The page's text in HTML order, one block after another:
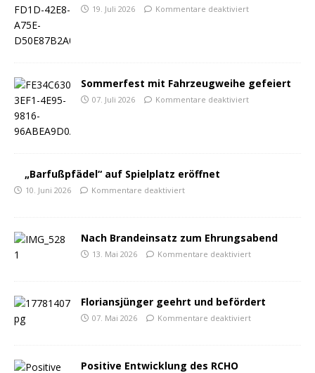
19. Juli 2026 Kommentare deaktiviert
Sommerfest mit Fahrzeugweihe gefeiert
07. Juli 2026 Kommentare deaktiviert
„Barfußpfädel“ auf Spielplatz eröffnet
10. Juni 2026 Kommentare deaktiviert
Nach Brandeinsatz zum Ehrungsabend
13. Mai 2026 Kommentare deaktiviert
Floriansjünger geehrt und befördert
07. Mai 2026 Kommentare deaktiviert
Positive Entwicklung des RCHO